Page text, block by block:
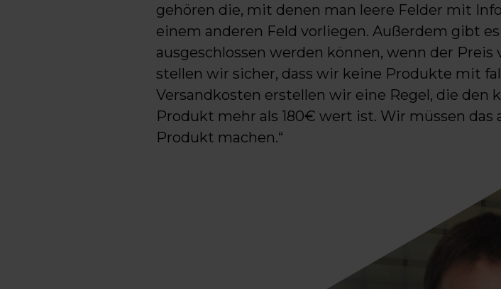
gehören die, mit denen man leere Felder mit
einem anderen Feld vorliegen. Außerdem gibt
ausgeschlossen werden können, wenn der
stellen wir sicher, dass wir keine Produkte mit
Versandkosten erstellen wir eine Regel, die den
Produkt mehr als 180€ wert ist. Wir müssen
Produkt machen.“